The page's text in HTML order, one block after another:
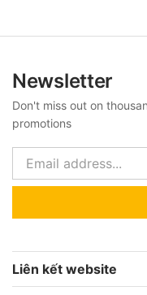
Newsletter
Don't miss out on
promotions
Liên kết website